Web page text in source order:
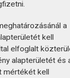
a
kell
elfoglalt
alapterületét és
mértékét kell